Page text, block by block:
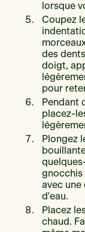
lorsque
Coupez
des
doigt,
pour
Pendant
placez-
Plongez
gnocchis
avec une
d'eau.
Placez
chaud.